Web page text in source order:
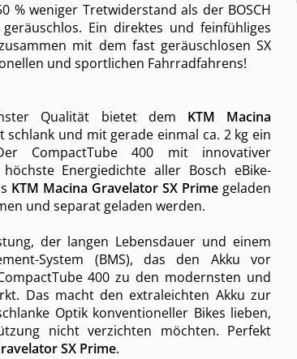
% weniger Tretwiderstand als der BOSCH
Ein direktes und feinfühliges
mit dem fast geräuschlosen SX
und sportlichen Fahrradfahrens!
Qualität bietet dem KTM Macina
schlank und mit gerade einmal ca. 2 kg ein
CompactTube 400 mit innovativer
Energiedichte aller Bosch eBike-
KTM Macina Gravelator SX Prime geladen
und separat geladen werden.
der langen Lebensdauer und einem
System (BMS), das den Akku vor
400 zu den modernsten und
Das macht den extraleichten Akku zur
Optik konventioneller Bikes lieben,
nicht verzichten möchten. Perfekt
SX Prime.